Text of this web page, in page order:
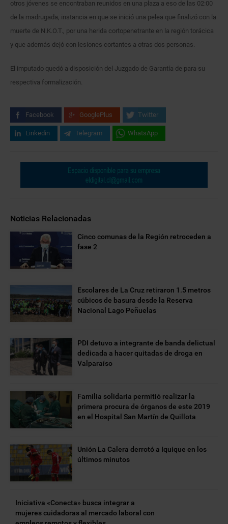
otros jóvenes se encontraban reunidos en una plaza a eso de las 02:00
de la madrugada, instancia en que se inició una pelea que finalizó con la
muerte de N.K.O.T., por una herida cortopenetrante en la región torácica
y que además dejó con lesiones cortantes a otras dos personas.
El imputado quedó a disposición del Juzgado de Garantía de para su
respectiva formalización.
Facebook GooglePlus Twitter
Linkedin Telegram WhatsApp
Noticias Relacionadas
Cinco comunas de la Región retroceden a
fase 2
Escolares de La Cruz retiraron 1.5 metros
cúbicos de basura desde la Reserva
Nacional Lago Peñuelas
PDI detuvo a integrante de banda delictual
dedicada a hacer quitadas de droga en
Valparaíso
Familia solidaria permitió realizar la
primera procura de órganos de este 2019
en el Hospital San Martín de Quillota
Unión La Calera derrotó a Iquique en los
últimos minutos
Iniciativa «Conecta» busca integrar a
mujeres cuidadoras al mercado laboral con